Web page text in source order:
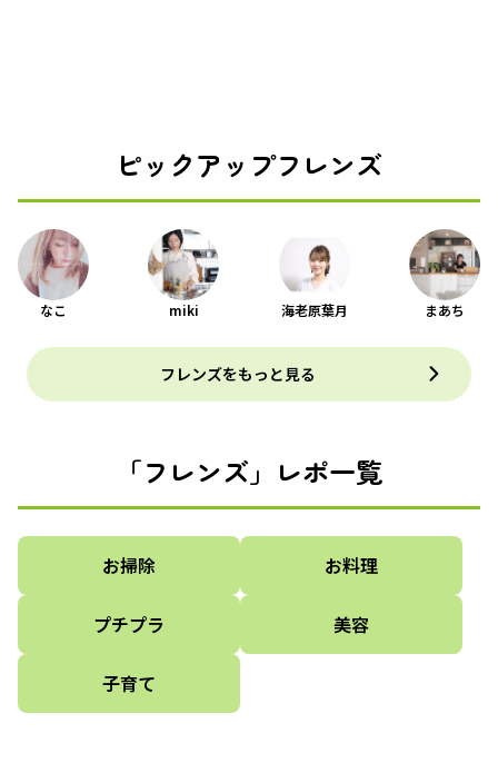
ピックアップフレンズ
なこ miki 海老原葉月 まあち
フレンズをもっと見る
「フレンズ」レポ一覧
お掃除 お料理
プチプラ 美容
子育て